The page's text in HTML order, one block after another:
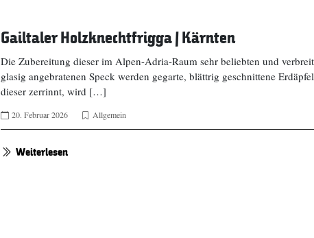
Gailtaler Holzknechtfrigga | Kärnten
Die Zubereitung dieser im Alpen-Adria-Raum sehr beliebten und
glasig angebratenen Speck werden gegarte, blättrig geschnittene
dieser zerrinnt, wird […]
20. Februar 2026 Allgemein
Weiterlesen